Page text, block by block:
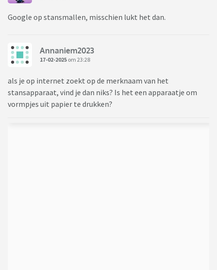
Google op stansmallen, misschien lukt het dan.
Annaniem2023
17-02-2025 om 23:28
als je op internet zoekt op de merknaam van het
stansapparaat, vind je dan niks? Is het een apparaatje om
vormpjes uit papier te drukken?